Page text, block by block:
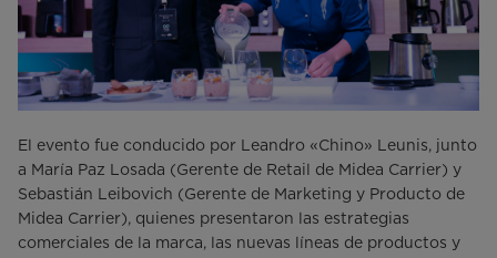
El evento fue conducido por Leandro «Chino» Leunis, junto
a María Paz Losada (Gerente de Retail de Midea Carrier) y
Sebastián Leibovich (Gerente de Marketing y Producto de
Midea Carrier), quienes presentaron las estrategias
comerciales de la marca, las nuevas líneas de productos y